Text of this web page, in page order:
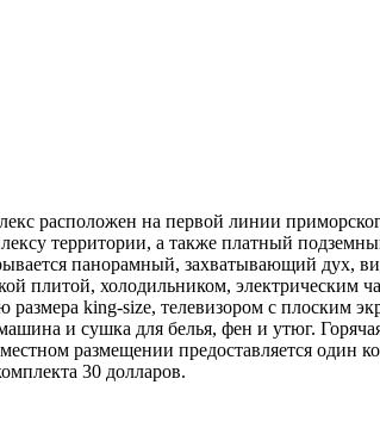
расположен на первой линии
территории, а также платный
панорамный, захватывающий дух,
плитой, холодильником, электрическим
размера king-size, телевизором с плоским
и сушка для белья, фен и утюг.
размещении предоставляется один
30 долларов.